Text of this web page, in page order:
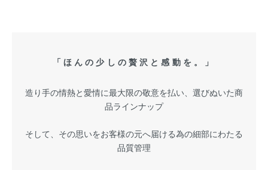
「ほんの少しの贅沢と感動を。」
造り手の情熱と愛情に最大限の敬意を払い、選びぬいた商
品ラインナップ
そして、その思いをお客様の元へ届ける為の細部にわたる
品質管理